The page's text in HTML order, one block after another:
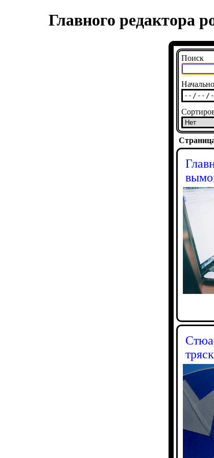
Главного редактора
Поиск